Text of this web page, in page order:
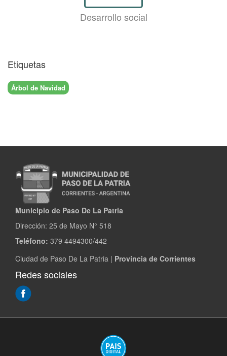
Desarrollo social
Etiquetas
Árbol de Navidad
Municipio de Paso De La Patria
Dirección: 25 de Mayo N° 518
Teléfono: 379 4494300/442
Ciudad de Paso De La Patria | Provincia de Corrientes
Redes sociales